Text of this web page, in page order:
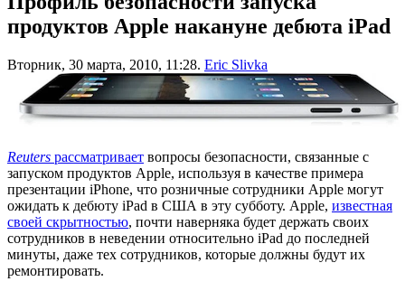
продуктов Apple накануне дебюта iPad
Вторник, 30 марта, 2010, 11:28. Eric Slivka
Reuters рассматривает вопросы безопасности, связанные с
запуском продуктов Apple, используя в качестве примера
презентации iPhone, что розничные сотрудники Apple могут
ожидать к дебюту iPad в США в эту субботу. Apple, известная
своей скрытностью, почти наверняка будет держать своих
сотрудников в неведении относительно iPad до последней
минуты, даже тех сотрудников, которые должны будут их
ремонтировать.